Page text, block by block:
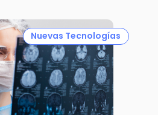
Nuevas Tecnologías